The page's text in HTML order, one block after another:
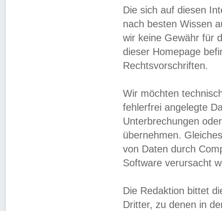
Die sich auf diesen
nach besten Wissen
wir keine Gewähr für
dieser Homepage
Rechtsvorschriften.
Wir möchten
fehlerfrei angelegte
Unterbrechungen
übernehmen.
von Daten durch
Software verursacht
Die Redaktion bittet
Dritter, zu denen in